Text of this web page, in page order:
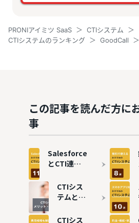
PRONIアイミツ SaaS
CTIシステム
CTIシステムのランキング
GoodCall
この記事を読んだ方に
事
Salesforce
とCTI連携
は？おすす
めシステム
11選も紹介
CTIシス
テムと
ット・デ
CTIシス